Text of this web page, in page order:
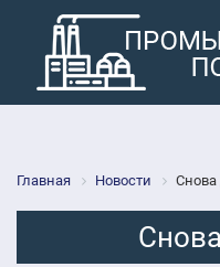
Главная Новости Снова